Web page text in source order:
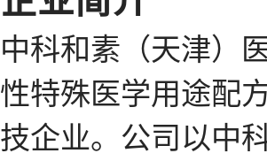
中科和素（天津）
性特殊医学用途配
技企业。公司以中